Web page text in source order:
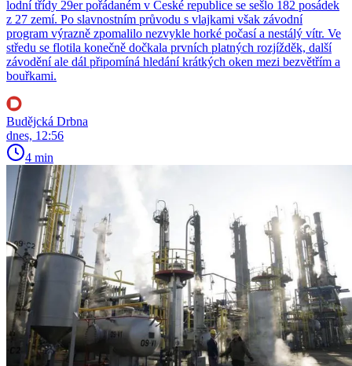
lodní třídy 29er pořádaném v České republice se sešlo 182 posádek
z 27 zemí. Po slavnostním průvodu s vlajkami však závodní
program výrazně zpomalilo nezvykle horké počasí a nestálý vítr. Ve
středu se flotila konečně dočkala prvních platných rozjížděk, další
závodění ale dál připomíná hledání krátkých oken mezi bezvětřím a
bouřkami.
Budějcká Drbna
dnes, 12:56
4 min